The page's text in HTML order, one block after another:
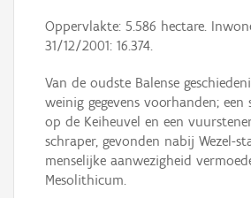
Oppervlakte: 5.586 hectare.
31/12/2001: 16.374.
Van de oudste Balense
weinig gegevens voorhanden; een
op de Keiheuvel en een
schraper, gevonden nabij Wezel-
menselijke aanwezigheid
Mesolithicum.